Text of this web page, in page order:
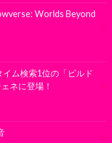
Worlds Beyond
ム検索1位の「ビルド
ネに登場！